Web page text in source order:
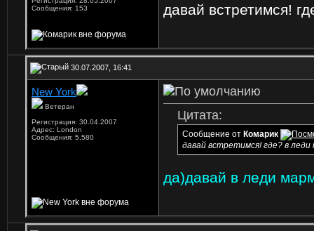
Сообщения: 153
давай встретимся!
30.07.2007, 16:41
New York
Ветеран
Регистрация: 30.04.2007
Адрес: London
Сообщения: 5,580
Цитата:
Сообщение от Комарик
давай встретимся! где? в леди
да)давай в леди